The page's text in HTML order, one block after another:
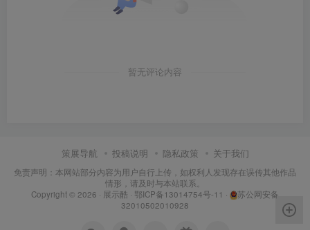
暂无评论内容
策展导航 投稿说明 隐私政策 关于我们
免责声明：本网站部分内容为用户自行上传，如权利人发现存在误传其他作品
情形，请及时与本站联系。
Copyright © 2026 · 展示酷 · 鄂ICP备13014754号-11 ·
苏公网安备
32010502010928